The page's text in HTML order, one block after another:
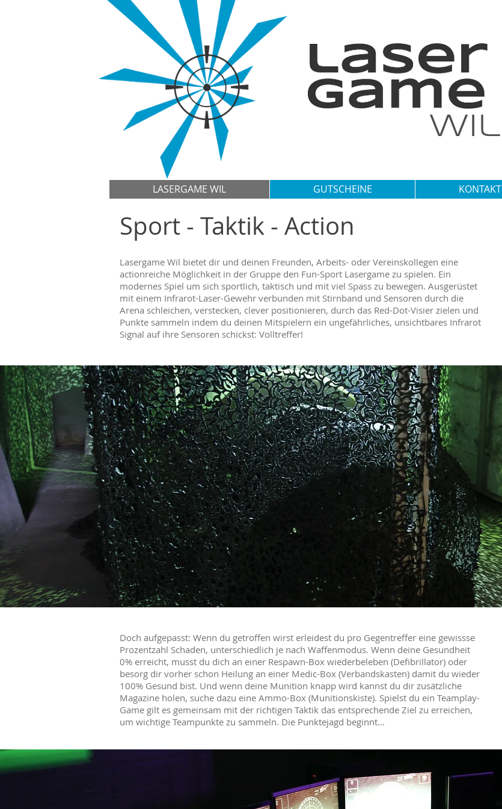
LASERGAME WIL GUTSCHEINE KONTAKT
Sport - Taktik - Action
Lasergame Wil bietet dir und deinen Freunden, Arbeits- oder Vereinskollegen eine
actionreiche Möglichkeit in der Gruppe den Fun-Sport Lasergame zu spielen. Ein
modernes Spiel um sich sportlich, taktisch und mit viel Spass zu bewegen. Ausgerüstet
mit einem Infrarot-Laser-Gewehr verbunden mit Stirnband und Sensoren durch die
Arena schleichen, verstecken, clever positionieren, durch das Red-Dot-Visier zielen und
Punkte sammeln indem du deinen Mitspielern ein ungefährliches, unsichtbares Infrarot
Signal auf ihre Sensoren schickst: Volltreffer!
Doch aufgepasst: Wenn du getroffen wirst erleidest du pro Gegentreffer eine gewissse
Prozentzahl Schaden, unterschiedlich je nach Waffenmodus. Wenn deine Gesundheit
0% erreicht, musst du dich an einer Respawn-Box wiederbeleben (Defibrillator) oder
besorg dir vorher schon Heilung an einer Medic-Box (Verbandskasten) damit du wieder
100% Gesund bist. Und wenn deine Munition knapp wird kannst du dir zusätzliche
Magazine holen, suche dazu eine Ammo-Box (Munitionskiste). Spielst du ein Teamplay-
Game gilt es gemeinsam mit der richtigen Taktik das entsprechende Ziel zu erreichen,
um wichtige Teampunkte zu sammeln. Die Punktejagd beginnt...